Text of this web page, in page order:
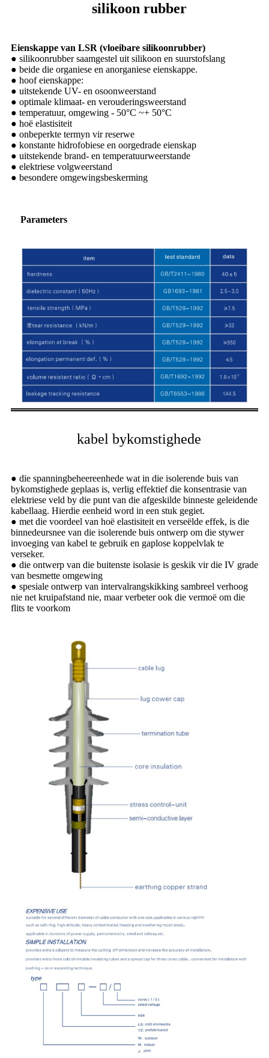
silikoon rubber
Eienskappe van LSR (vloeibare silikoonrubber)
● silikoonrubber saamgestel uit silikoon en suurstofslang
● beide die organiese en anorganiese eienskappe.
● hoof eienskappe:
● uitstekende UV- en osoonweerstand
● optimale klimaat- en verouderingsweerstand
● temperatuur, omgewing - 50°C ~+ 50°C
● hoë elastisiteit
● onbeperkte termyn vir reserwe
● konstante hidrofobiese en oorgedrade eienskap
● uitstekende brand- en temperatuurweerstande
● elektriese volgweerstand
● besondere omgewingsbeskerming
Parameters
kabel bykomstighede
● die spanningbeheereenhede wat in die isolerende buis van
bykomstighede geplaas is, verlig effektief die konsentrasie van
elektriese veld by die punt van die afgeskilde binneste geleidende
kabellaag. Hierdie eenheid word in een stuk gegiet.
● met die voordeel van hoë elastisiteit en verseëlde effek, is die
binnedeursnee van die isolerende buis ontwerp om die stywer
invoeging van kabel te gebruik en gaplose koppelvlak te
verseker.
● die ontwerp van die buitenste isolasie is geskik vir die IV grade
van besmette omgewing
● spesiale ontwerp van intervalrangskikking sambreel verhoog
nie net kruipafstand nie, maar verbeter ook die vermoë om die
flits te voorkom